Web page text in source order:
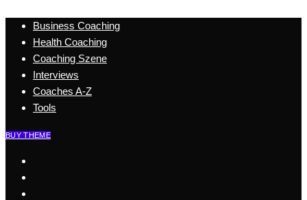
Business Coaching
Health Coaching
Coaching Szene
Interviews
Coaches A-Z
Tools
BUY THEME